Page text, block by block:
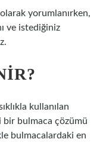
yorumlanırken,
ve istediğiniz
kullanılan
bir bulmaca çözümü
bulmacalardaki en